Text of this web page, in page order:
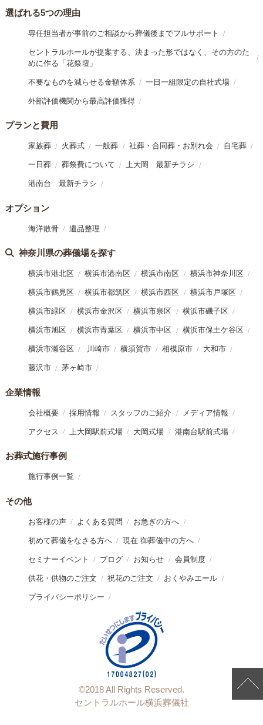
選ばれる5つの理由
専任担当者が事前のご相談から葬儀後までフルサポート
セントラルホールが提案する、決まった形ではなく、その方のた
めに作る「花祭壇」
不要なものを減らせる金額体系 一日一組限定の自社式場
外部評価機関から最高評価獲得
プランと費用
家族葬 火葬式 一般葬 社葬・合同葬・お別れ会 自宅葬
一日葬 葬祭費について 上大岡 最新チラシ
港南台 最新チラシ
オプション
海洋散骨 遺品整理
神奈川県の葬儀場を探す
横浜市港北区 横浜市港南区 横浜市南区 横浜市神奈川区
横浜市鶴見区 横浜市都筑区 横浜市西区 横浜市戸塚区
横浜市緑区 横浜市金沢区 横浜市泉区 横浜市磯子区
横浜市旭区 横浜市青葉区 横浜市中区 横浜市保土ケ谷区
横浜市瀬谷区 川崎市 横須賀市 相模原市 大和市
藤沢市 茅ヶ崎市
企業情報
会社概要 採用情報 スタッフのご紹介 メディア情報
アクセス 上大岡駅前式場 大岡式場 港南台駅前式場
お葬式施行事例
施行事例一覧
その他
お客様の声 よくある質問 お急ぎの方へ
初めて葬儀をなさる方へ 現在 御葬儀中の方へ
セミナーイベント ブログ お知らせ 会員制度
供花・供物のご注文 祝花のご注文 おくやみエール
プライバシーポリシー
©︎2018 All Rights Reserved.
セントラルホール横浜葬儀社